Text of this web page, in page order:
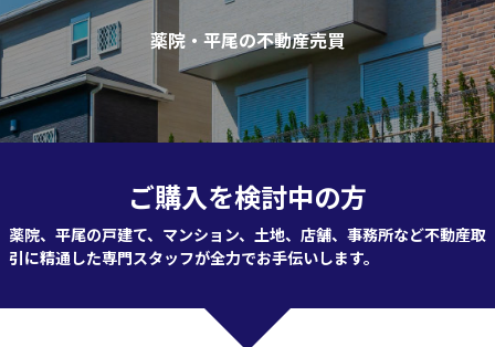
薬院・平尾の不動産売買
ご購入を検討中の方
薬院、平尾の戸建て、マンション、土地、店舗、事務所など不動産取
引に精通した専門スタッフが全力でお手伝いします。